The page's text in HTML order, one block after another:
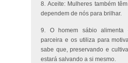
8. Aceite: Mulheres também
dependem de nós para brilhar.
9. O homem sábio alimenta
parceira e os utiliza para
sabe que, preservando e
estará salvando a si mesmo.